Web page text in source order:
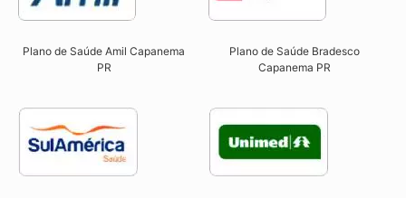
Plano de Saúde Amil Capanema
PR
Plano de Saúde Bradesco
Capanema PR